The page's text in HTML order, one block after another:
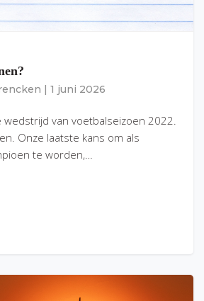
1 juni 2026
van voetbalseizoen 2022.
Onze laatste kans om als
te worden,…